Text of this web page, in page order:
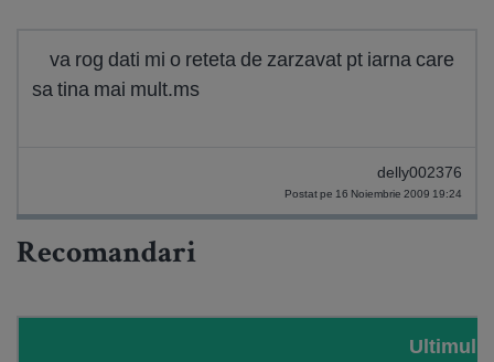
va rog dati mi o reteta de zarzavat pt iarna care
sa tina mai mult.ms
delly002376
Postat pe 16 Noiembrie 2009 19:24
Recomandari
Ultimul